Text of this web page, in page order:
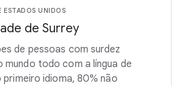
ESTADOS UNIDOS
de Surrey
de pessoas com surdez
mundo todo com a língua de
primeiro idioma, 80% não